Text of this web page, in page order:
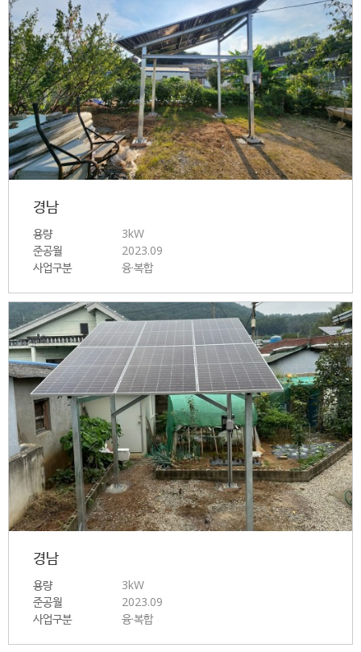
경남
용량
3kW
준공월
2023.09
사업구분
융·복합
경남
용량
3kW
준공월
2023.09
사업구분
융·복합